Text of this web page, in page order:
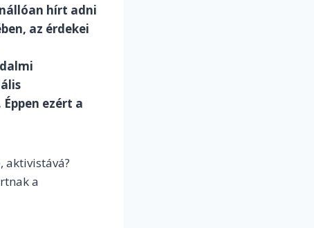
hírt adni
az érdekei
ezért a
aktivistává?
a